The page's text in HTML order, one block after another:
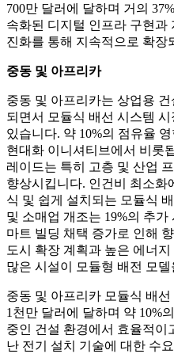
700만 달러에 달하며 거의
속화된 디지털 인프라 구현과
진화를 통해 지속적으로 확장
중동 및 아프리카
중동 및 아프리카는 상업용
되면서 모듈식 배선 시스템
있습니다. 약 10%의 점유율
현대화 이니셔티브에서 비롯
레이드는 특히 고층 및 산업
향상시킵니다. 인건비 최소화
식 및 쉽게 설치되는 모듈식
및 소매업 개조는 19%의 추
마트 빌딩 채택 증가로 인해
도시 확장 계획과 높은 에너
많은 시설이 모듈형 배전 모
중동 및 아프리카 모듈식 배
1천만 달러에 달하며 약 10%
중인 건설 환경에서 효율적이
난 전기 설치 기술에 대한 수